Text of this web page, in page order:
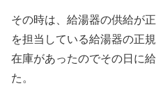
その時は、給湯器の供給が
を担当している給湯器の正
在庫があったのでその日に
た。